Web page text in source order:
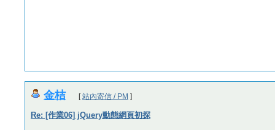
金桔 [站內寄信 / PM ]
Re: [作業06] jQuery動態網頁初探